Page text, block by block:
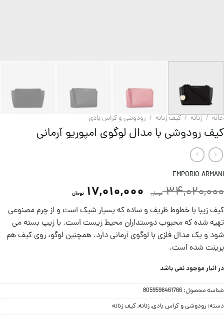
خانه / زنانه / کیف زنانه / رودوشی و کراس بادی
کیف رودوشی با مدال لوگوی امپوریو آرمانی
EMPORIO ARMANI
34,020,000 تومان 17,010,000 تومان
کیف زیبا با خطوط ظریف و ساده که بسیار شیک است و از چرم مصنوعی
تهیه شده که محبوب دوستداران محيط زيست است. با زیپ بسته می
شود و یک مدال فلزی با لوگوی آرمانی دارد. همچنین لوگو، روی کیف هم
پرینت شده است.
در انبار موجود نمی باشد
شناسه محصول: 8059596461766
دسته: رودوشی و کراس بادی,زنانه,کیف زنانه